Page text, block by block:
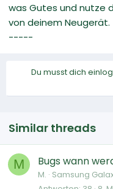
was Gutes und nutze
von deinem Neugerät.
-----
Du musst dich
Similar threads
M Bugs wann
M. Samsung